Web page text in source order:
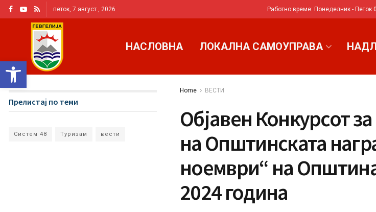
Open toolbar
петок, 7 август , 2026 Работно време: Понеделник - Петок
НАСЛОВНА ЛОКАЛНА САМОУПРАВА
Home ВЕСТИ
Објавен Конкурсот
на Општинската
ноември“ на Општина
2024 година
Прелистај по теми
Систем 48 Туризам вести